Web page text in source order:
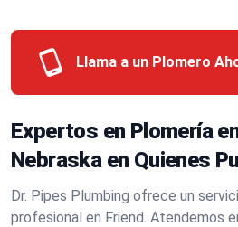
Llama a un Plomero
Expertos en Plomería
Nebraska en Quienes
Dr. Pipes Plumbing ofrece un
profesional en Friend. Atendemos